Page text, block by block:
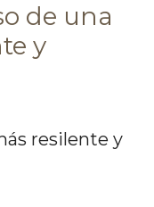
de una
y
resilente y